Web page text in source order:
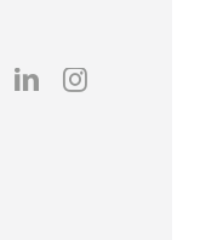
LinkedinInstagram